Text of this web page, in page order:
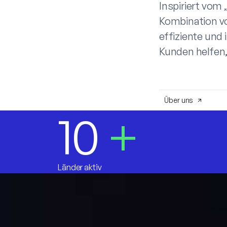
Inspiriert vom
Kombination
effiziente und
Kunden
Über uns
10 +
Länder aktiv